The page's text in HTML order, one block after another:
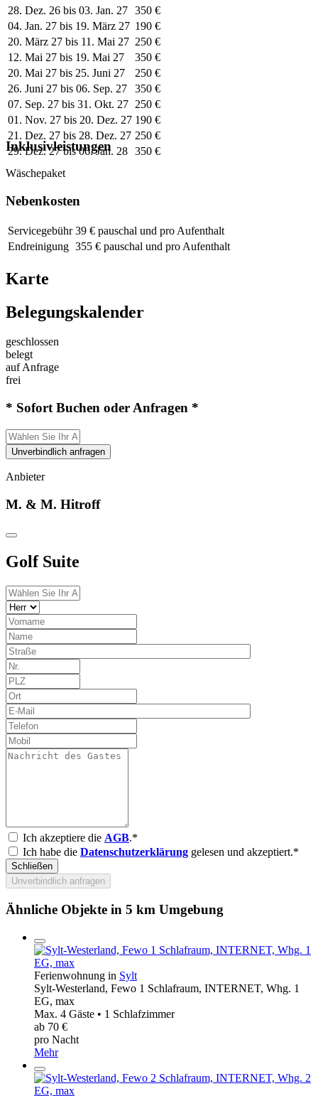
28. Dez. 26 bis 03. Jan. 27 350 €
04. Jan. 27 bis 19. März 27 190 €
20. März 27 bis 11. Mai 27 250 €
12. Mai 27 bis 19. Mai 27
350 €
20. Mai 27 bis 25. Juni 27
250 €
26. Juni 27 bis 06. Sep. 27
350 €
07. Sep. 27 bis 31. Okt. 27 250 €
01. Nov. 27 bis 20. Dez. 27 190 €
21. Dez. 27 bis 28. Dez. 27 250 €
29. Dez. 27 bis 06. Jan. 28 350 €
Inklusivleistungen
Wäschepaket
Nebenkosten
Servicegebühr 39 € pauschal und pro Aufenthalt
Endreinigung 355 € pauschal und pro Aufenthalt
Karte
Belegungskalender
geschlossen
belegt
auf Anfrage
frei
* Sofort Buchen oder Anfragen *
Unverbindlich anfragen
Anbieter
M. & M. Hitroff
Golf Suite
Ich akzeptiere die AGB.*
Ich habe die Datenschutzerklärung gelesen und akzeptiert.*
Schließen
Unverbindlich anfragen
Ähnliche Objekte in 5 km Umgebung
Ferienwohnung in Sylt
Sylt-Westerland, Fewo 1 Schlafraum, INTERNET, Whg. 1
EG, max
Max. 4 Gäste • 1 Schlafzimmer
ab 70 €
pro Nacht
Mehr